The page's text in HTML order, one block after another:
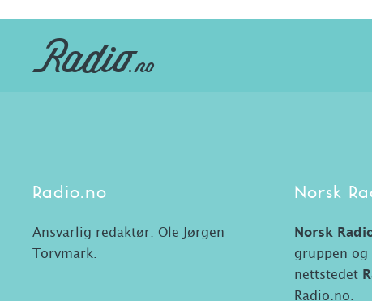
Radio.no
Ansvarlig redaktør: Ole Jørgen
Torvmark.
Norsk
Norsk
gruppen og
nettstedet
Radio.no.